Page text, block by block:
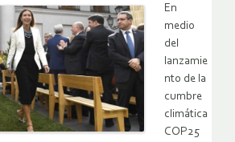
En
medio
del
lanzamie
nto de la
cumbre
climática
COP25